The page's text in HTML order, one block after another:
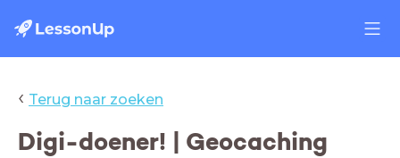
‹ Terug naar zoeken
Digi-doener! | Geocaching